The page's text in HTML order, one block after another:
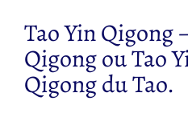
Tao Yin Qigong
Qigong ou Tao
Qigong du Tao.